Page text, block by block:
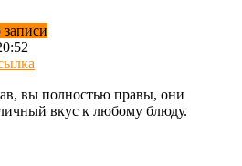
вы полностью правы, они
вкус к любому блюду.